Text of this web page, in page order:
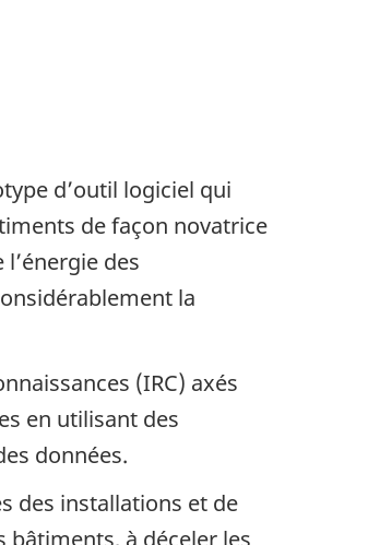
d’outil logiciel qui
de façon novatrice
des
la
(IRC) axés
en utilisant des
données.
des installations et de